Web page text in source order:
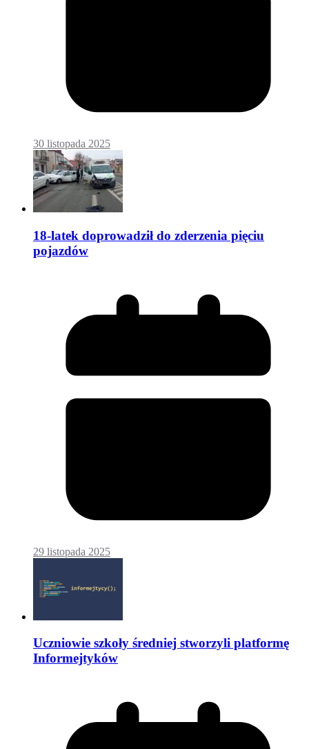
30 listopada 2025
18-latek doprowadził do zderzenia pięciu
pojazdów
29 listopada 2025
Uczniowie szkoły średniej stworzyli platformę
Informejtyków